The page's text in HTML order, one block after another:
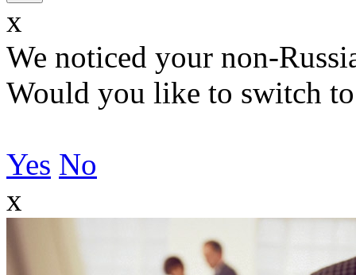
x
We noticed your non-
Would you like to switch
Yes No
x